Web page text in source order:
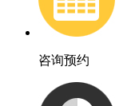
咨询预约